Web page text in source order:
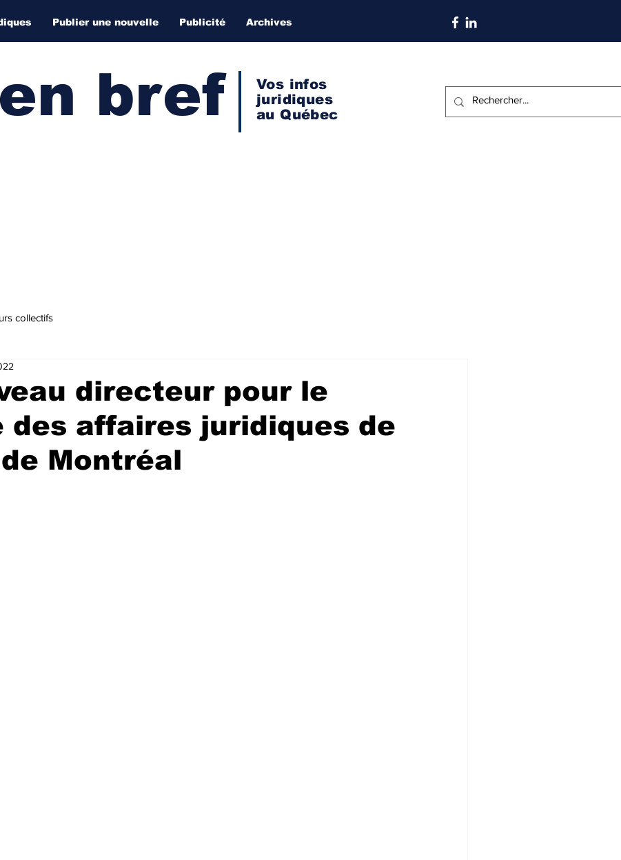
Publier une nouvelle Publicité Archives S'abonner aux nouvelles
bref
Vos infos
juridiques
au Québec
collectifs
directeur pour le
des affaires juridiques de
Montréal